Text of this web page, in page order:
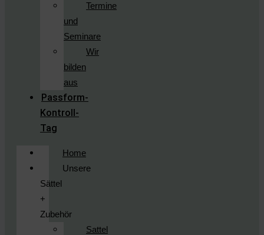
Termine
und
Seminare
Wir
bilden
aus
Passform-
Kontroll-
Tag
Home
Unsere
Sättel
+
Zubehör
Sattel